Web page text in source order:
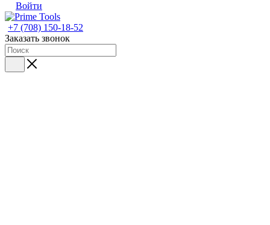
Войти
+7 (708) 150-18-52
Заказать звонок